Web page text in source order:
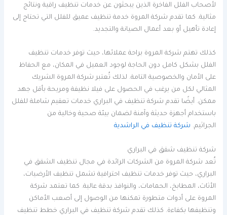
لأصحاب الفلل الفاخرة الذين يبحثون عن خدمات تنظيف راقية ونتائج
مثالية. كما تقدم شركة المروة خدمة تنظيف عميق للفلل التي تحتاج إلى
إعادة تأهيل أو بعد أعمال الصيانة والتجديد.
كذلك تهتم شركة المروة براحة عملائها، حيث توفر خدمات تنظيف
الفلل بشكل كامل دون الحاجة لوجود العميل في المكان، مع الحفاظ
على الأمان والخصوصية التامة. لذلك تُعتبر شركة المروة الشريك
المثالي لكل من يرغب في الحصول على فيلا نظيفة ومريحة بأقل جهد
ممكن. أيضًا تقدم شركة تنظيف في البراري خدمات تعقيم شاملة للفلل
باستخدام أجهزة حديثة وآمنة لضمان بيئة صحية وخالية من
الجراثيم. شركة تنظيف في الراشدية
شركة تنظيف شقق في البراري
تُعد شركة المروة من الشركات الرائدة في مجال تنظيف الشقق في
البراري، حيث توفر خدمات تنظيف احترافية تشمل تنظيف الأرضيات،
الأثاث، المطابخ، الحمامات، والنوافذ بدقة عالية. كما تعتمد شركة
المروة على أدوات متطورة تمكنها من الوصول إلى أصعب الأماكن
وتنظيفها بكفاءة. كذلك تقدم شركة تنظيف في البراري خطط تنظيف